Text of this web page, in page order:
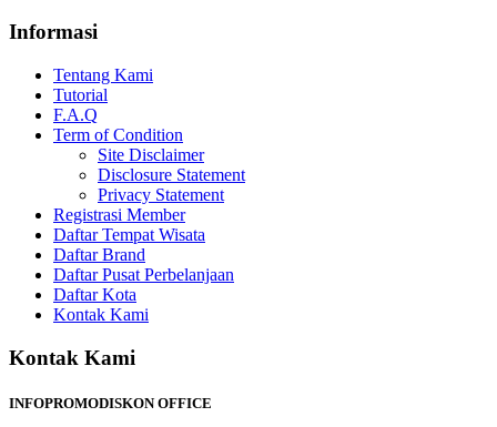
Informasi
Tentang Kami
Tutorial
F.A.Q
Term of Condition
Site Disclaimer
Disclosure Statement
Privacy Statement
Registrasi Member
Daftar Tempat Wisata
Daftar Brand
Daftar Pusat Perbelanjaan
Daftar Kota
Kontak Kami
Kontak Kami
INFOPROMODISKON OFFICE